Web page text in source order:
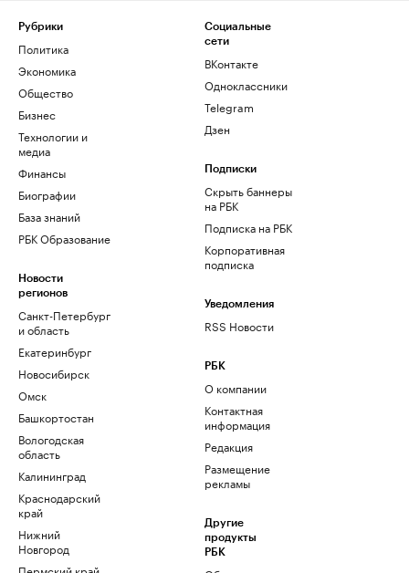
Рубрики
Политика
Экономика
Общество
Бизнес
Технологии и
медиа
Финансы
Биографии
База знаний
РБК Образование
Новости
регионов
Санкт-Петербург
и область
Екатеринбург
Новосибирск
Омск
Башкортостан
Вологодская
область
Калининград
Краснодарский
край
Нижний
Новгород
Социальные
сети
ВКонтакте
Одноклассники
Telegram
Дзен
Подписки
Скрыть баннеры
на РБК
Подписка на РБК
Корпоративная
подписка
Уведомления
RSS Новости
РБК
О компании
Контактная
информация
Редакция
Размещение
рекламы
Другие
продукты
РБК